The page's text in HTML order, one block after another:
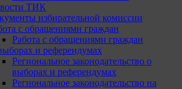
ТИК
избирательной комиссии
с обращениями граждан
Работа с обращениями граждан
и референдумах
Региональное законодательство о
выборах и референдумах
Региональное законодательство на